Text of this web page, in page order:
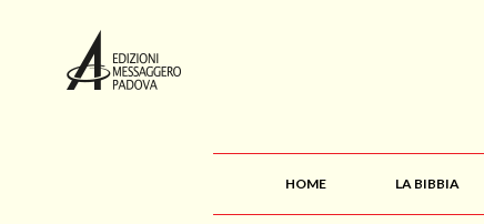
HOME LA BIBBIA